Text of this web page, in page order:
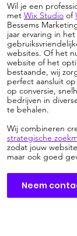
Wil je een
met Wix Studio of
Bessems
jaar ervaring in
websites. Of het
website of het
bestaande, wij
perfect aansluit
op conversie,
bedrijven in
te behalen.
Wij combineren
strategische
zodat jouw
maar ook goed
Neem